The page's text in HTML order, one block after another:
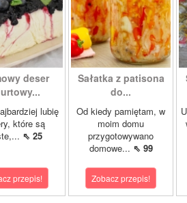
deser
lubię
które są
⇖ 25
przepis!
Sałatka z patisona
do...
Od kiedy pamiętam, w
moim domu
przygotowywano
domowe... ⇖ 99
Zobacz przepis!